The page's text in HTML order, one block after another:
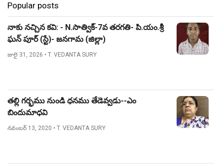
Popular posts
నాకు నచ్చిన కవి: - N.సాత్విక్-7వ తరగతి- పి.యం.శ్రీ
ఘన్ పూర్ (స్టే)- జనగామ (జిల్లా)
జులై 31, 2026 • T. VEDANTA SURY
తల్లి గర్భము నుండి ధనము తేడెవ్వడు--ఎం
బిందుమాధవి
నవంబర్ 13, 2020 • T. VEDANTA SURY